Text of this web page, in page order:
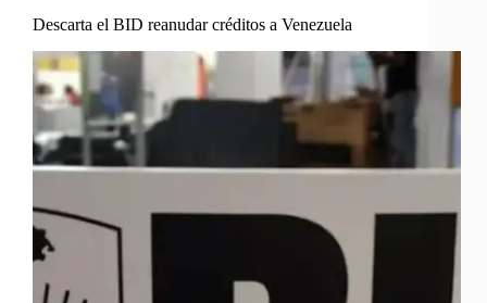
Descarta el BID reanudar créditos a Venezuela